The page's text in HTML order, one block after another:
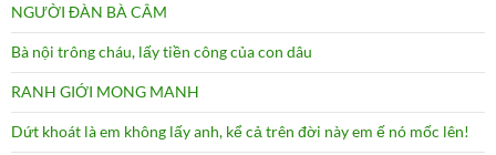
NGƯỜI ĐÀN BÀ CÂM
Bà nội trông cháu, lấy tiền công của con dâu
RANH GIỚI MONG MANH
Dứt khoát là em không lấy anh, kể cả trên đời này em ế nó mốc lên!